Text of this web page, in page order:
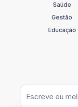
Saúde
Gestão
Educação